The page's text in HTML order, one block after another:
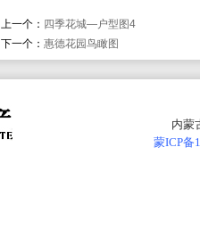
上一个： 四季花城—户型图4
下一个： 惠德花园鸟瞰图
内蒙
蒙ICP备